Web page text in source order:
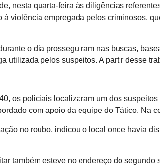
nesta quarta-feira às diligências
violência empregada pelos criminosos,
o dia prosseguiram nas buscas,
utilizada pelos suspeitos. A partir desse
os policiais localizaram um dos
com apoio da equipe do Tático. Na
no roubo, indicou o local onde havia
também esteve no endereço do